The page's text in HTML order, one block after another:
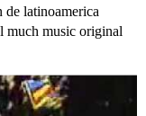
de latinoamerica
much music original